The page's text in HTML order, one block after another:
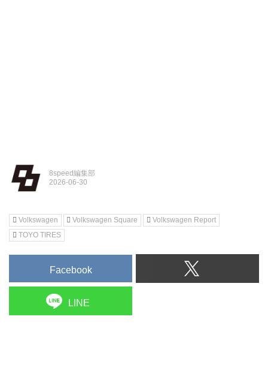
8speed編集部
Volkswagen Volkswagen Square
Volkswagen Report
TOYO TIRES
Facebook
LINE